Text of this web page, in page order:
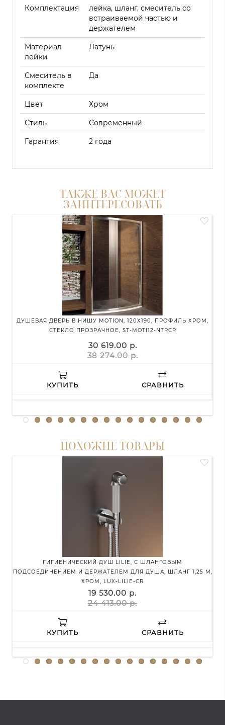
Комплектация
лейка, шланг, смеситель со
встраиваемой частью и
держателем
Материал
лейки
Латунь
Смеситель в
комплекте
Да
Цвет Хром
Стиль Современный
Гарантия 2 года
ТАКЖЕ ВАС МОЖЕТ
ЗАИНТЕРЕСОВАТЬ
ДУШЕВАЯ ДВЕРЬ В НИШУ MOTION, 120X190, ПРОФИЛЬ ХРОМ,
СТЕКЛО ПРОЗРАЧНОЕ, ST-MOTI12-NTRCR
30 619.00 р.
38 274.00 р.
КУПИТЬ СРАВНИТЬ
ПОХОЖИЕ ТОВАРЫ
ГИГИЕНИЧЕСКИЙ ДУШ LILIE, С ШЛАНГОВЫМ
ПОДСОЕДИНЕНИЕМ И ДЕРЖАТЕЛЕМ ДЛЯ ДУША, ШЛАНГ 1,25 М,
ХРОМ, LUX-LILIE-CR
19 530.00 р.
24 413.00 р.
КУПИТЬ СРАВНИТЬ